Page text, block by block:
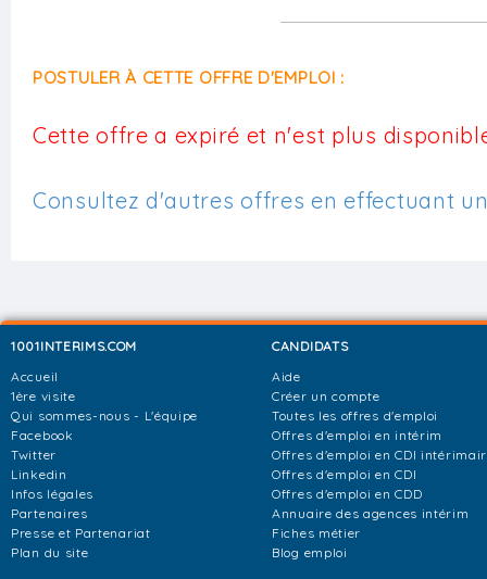
POSTULER À CETTE OFFRE D'EMPLOI :
Cette offre a expiré et n'est plus
Consultez d'autres offres en effectuant
1001INTERIMS.COM
Accueil
1ère visite
Qui sommes-nous - L'équipe
Facebook
Twitter
Linkedin
Infos légales
Partenaires
Presse et Partenariat
Plan du site
CANDIDATS
Aide
Créer un compte
Toutes les offres d'emploi
Offres d'emploi en intérim
Offres d'emploi en CDI
Offres d'emploi en CDI
Offres d'emploi en CDD
Annuaire des agences intérim
Fiches métier
Blog emploi